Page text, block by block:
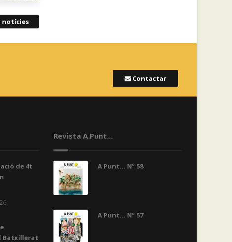
notícies
Contactar
de 4t
Batxillerat
Revista A Punt...
A Punt... Nº 58
A Punt... Nº 57